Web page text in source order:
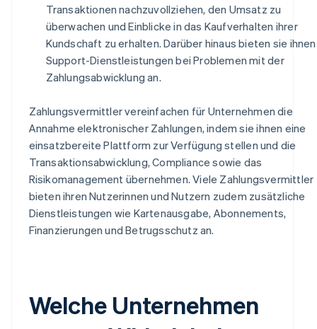
Transaktionen nachzuvollziehen, den Umsatz zu
überwachen und Einblicke in das Kaufverhalten ihrer
Kundschaft zu erhalten. Darüber hinaus bieten sie ihnen
Support-Dienstleistungen bei Problemen mit der
Zahlungsabwicklung an.
Zahlungsvermittler vereinfachen für Unternehmen die
Annahme elektronischer Zahlungen, indem sie ihnen eine
einsatzbereite Plattform zur Verfügung stellen und die
Transaktionsabwicklung, Compliance sowie das
Risikomanagement übernehmen. Viele Zahlungsvermittler
bieten ihren Nutzerinnen und Nutzern zudem zusätzliche
Dienstleistungen wie Kartenausgabe, Abonnements,
Finanzierungen und Betrugsschutz an.
Welche Unternehmen